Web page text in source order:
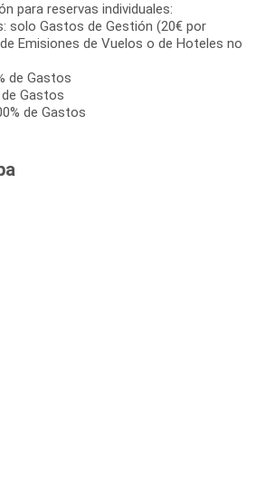
para reservas individuales:
solo Gastos de Gestión (20€ por
Emisiones de Vuelos o de Hoteles no
de Gastos
de Gastos
de Gastos